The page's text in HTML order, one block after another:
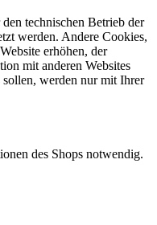
technischen Betrieb der
werden. Andere Cookies,
erhöhen, der
mit anderen Websites
werden nur mit Ihrer
des Shops notwendig.